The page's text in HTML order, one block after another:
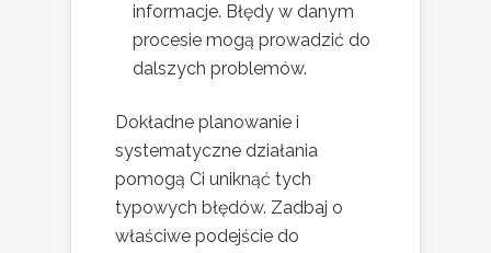
informacje. Błędy w danym
procesie mogą prowadzić do
dalszych problemów.
Dokładne planowanie i
systematyczne działania
pomogą Ci uniknąć tych
typowych błędów. Zadbaj o
właściwe podejście do